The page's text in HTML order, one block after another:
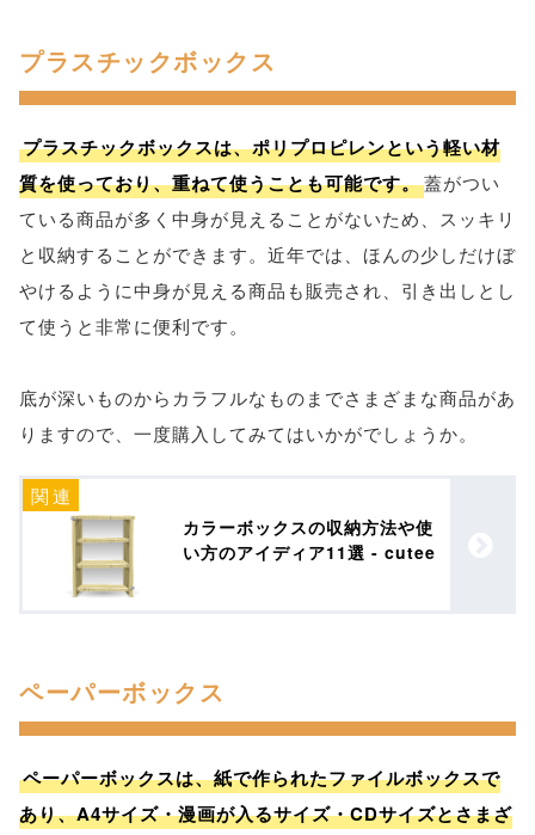
プラスチックボックス
プラスチックボックスは、ポリプロピレンという軽い材
質を使っており、重ねて使うことも可能です。蓋がつい
ている商品が多く中身が見えることがないため、スッキリ
と収納することができます。近年では、ほんの少しだけぼ
やけるように中身が見える商品も販売され、引き出しとし
て使うと非常に便利です。
底が深いものからカラフルなものまでさまざまな商品があ
りますので、一度購入してみてはいかがでしょうか。
カラーボックスの収納方法や使
い方のアイディア11選 - cutee
ペーパーボックス
ペーパーボックスは、紙で作られたファイルボックスで
あり、A4サイズ・漫画が入るサイズ・CDサイズとさまざ